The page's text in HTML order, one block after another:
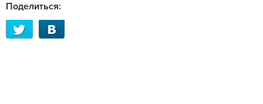
Поделиться: